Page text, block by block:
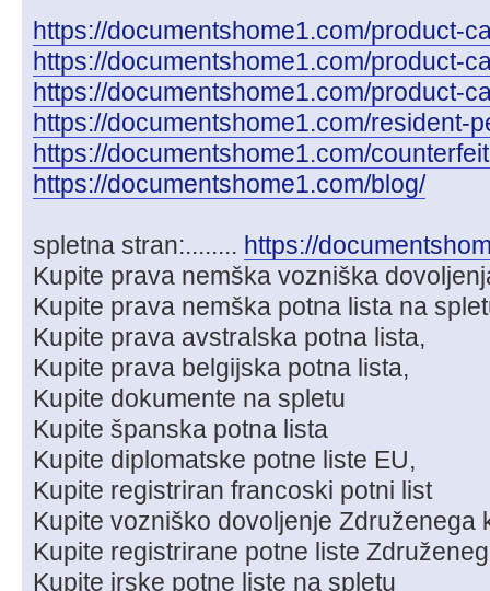
https://documentshome1.com/product-
https://documentshome1.com/product-
https://documentshome1.com/product-
https://documentshome1.com/resident-
https://documentshome1.com/
https://documentshome1.com/blog/
spletna stran:........ https://
Kupite prava nemška vozniška
Kupite prava nemška potna lista na
Kupite prava avstralska potna lista,
Kupite prava belgijska potna lista,
Kupite dokumente na spletu
Kupite španska potna lista
Kupite diplomatske potne liste EU,
Kupite registriran francoski potni list
Kupite vozniško dovoljenje Združenega
Kupite registrirane potne liste
Kupite irske potne liste na spletu